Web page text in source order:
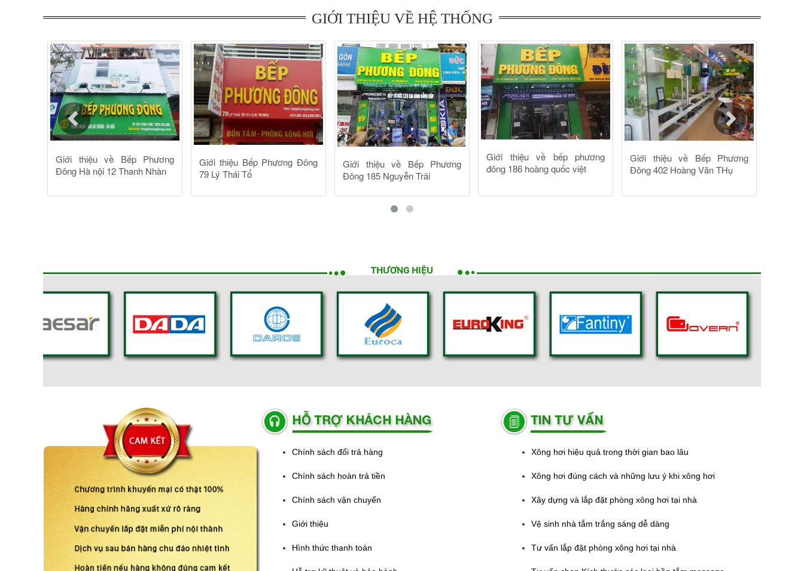
THƯƠNG HIỆU
Chính sách đổi trả hàng
Chính sách hoàn trả tiền
Chính sách vận chuyển
Giới thiệu
Hình thức thanh toán
Xông hơi hiệu quả trong thời gian bao lâu
Xông hơi đúng cách và những lưu ý khi xông hơi
Xây dựng và lắp đặt phòng xông hơi tại nhà
Vệ sinh nhà tắm trắng sáng dễ dàng
Tư vấn lắp đặt phòng xông hơi tại nhà